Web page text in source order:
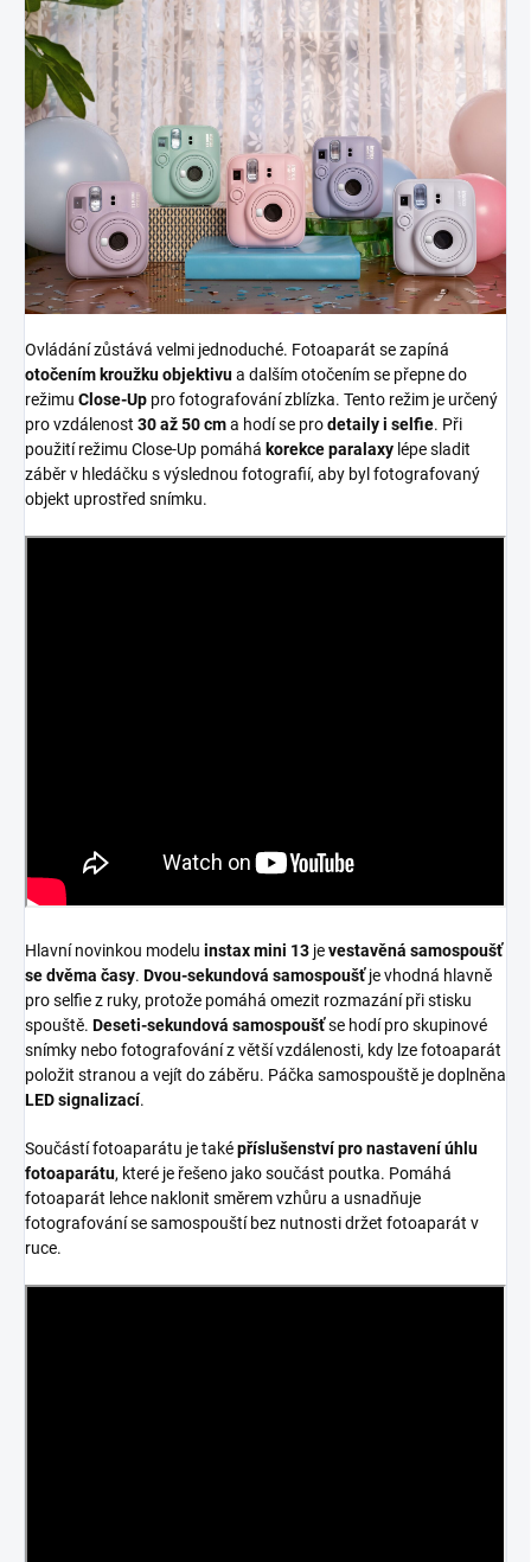
Ovládání zůstává velmi jednoduché. Fotoaparát se zapíná
otočením kroužku objektivua dalším otočením se přepne do
režimu Close-Up pro fotografování zblízka. Tento režim je určený
pro vzdálenost 30 až 50 cma hodí se prodetaily i selfie. Při
použití režimu Close-Up pomáhá korekce paralaxy lépe sladit
záběr v hledáčku s výslednou fotografií, aby byl fotografovaný
objekt uprostřed snímku.
Hlavní novinkou modelu instax mini 13 jevestavěná samospoušť
se dvěma časy. Dvou-sekundová samospoušťje vhodná hlavně
pro selfie z ruky, protože pomáhá omezit rozmazání při stisku
spouště. Deseti-sekundová samospoušťse hodí pro skupinové
snímky nebo fotografování z větší vzdálenosti, kdy lze fotoaparát
položit stranou a vejít do záběru. Páčka samospouště je doplněna
LED signalizací.
Součástí fotoaparátu je taképříslušenství pro nastavení úhlu
fotoaparátu, které je řešeno jako součást poutka. Pomáhá
fotoaparát lehce naklonit směrem vzhůru a usnadňuje
fotografování se samospouští bez nutnosti držet fotoaparát v
ruce.